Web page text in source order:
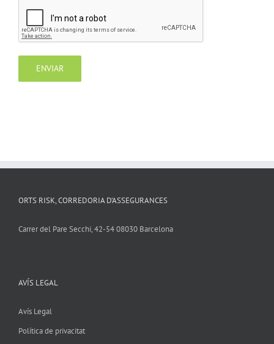
ORTS RISK, CORREDORIA D’ASSEGURANCES
Carrer del Pare Secchi, 42-54 08030 Barcelona
AVÍS LEGAL
Avís Legal
Política de privacitat